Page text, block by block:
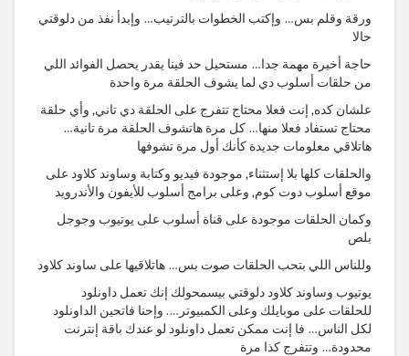
ورقة وقلم بس… وإكتب الخطوات بالترتيب… وإبدأ نفذ من دلوقتي
حالا
حاجة أخيرة مهمة جدا… مستحيل حد فينا يقدر يحصل الفوائد اللي
من حلقات أسلوب دي لما يشوف الحلقة مرة واحدة
علشان كده, إنت فعلا محتاج تتفرج على الحلقة دي تاني, وأي حلقة
محتاج تستفاد فعلا منها… كل مرة هاتشوف الحلقة مرة تانية…
هاتلاقي معلومات جديدة كأنك أول مرة تشوفها
والحلقات كلها بلا إستثناء, موجودة فيديو وكتابة وساوند كلاود على
موقع أسلوب دوت كوم, وعلى برامج أسلوب للأيفون والأندرويد
وكمان الحلقات موجودة على قناة أسلوب على يوتيوب وجوجل
بلص
وللناس اللي بتحب الحلقات صوت بس… هاتلاقيها على ساوند كلاود
يوتيوب وساوند كلاود دلوقتي بيسمحولك إنك تعمل داونلود
للحلقات على موبايلك وعلى الكمبيوتر…. وإحنا فاتحين الداونلود
لكل الناس… فا إنت ممكن تعمل داونلود لو عندك باقة إنترنت
محدودة… وتتفرج كذا مرة